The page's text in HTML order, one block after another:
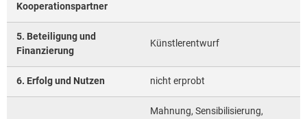
Kooperationspartner
5. Beteiligung und
Finanzierung
Künstlerentwurf
6. Erfolg und Nutzen nicht erprobt
Mahnung, Sensibilisierung,